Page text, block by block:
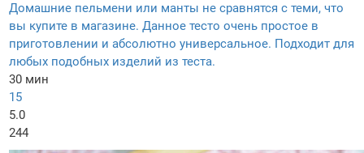
Домашние пельмени или манты не сравнятся с теми, что
вы купите в магазине. Данное тесто очень простое в
приготовлении и абсолютно универсальное. Подходит для
любых подобных изделий из теста.
30 мин
15
5.0
244